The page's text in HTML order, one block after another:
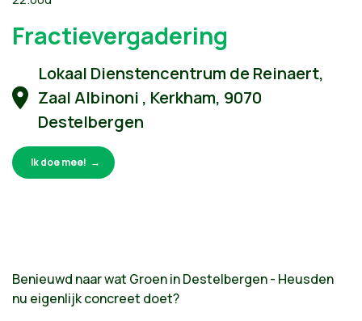
Fractievergadering
Lokaal Dienstencentrum de Reinaert,
Zaal Albinoni , Kerkham, 9070
Destelbergen
Ik doe mee!
Benieuwd naar wat Groen in Destelbergen - Heusden
nu eigenlijk concreet doet?